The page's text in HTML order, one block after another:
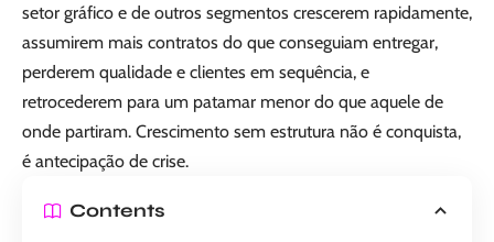
setor gráfico e de outros segmentos crescerem rapidamente,
assumirem mais contratos do que conseguiam entregar,
perderem qualidade e clientes em sequência, e
retrocederem para um patamar menor do que aquele de
onde partiram. Crescimento sem estrutura não é conquista,
é antecipação de crise.
Contents